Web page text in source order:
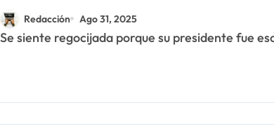
Redacción Ago 31, 2025
Se siente regocijada porque su presidente fue